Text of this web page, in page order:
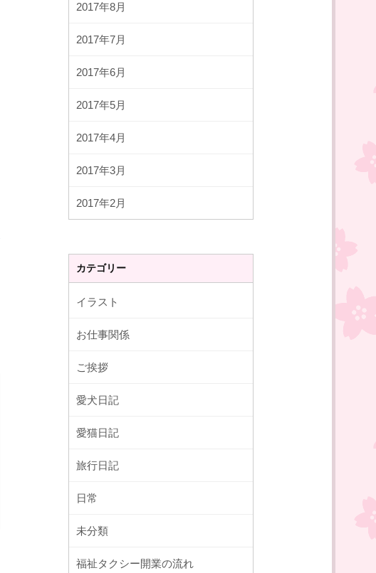
2017年8月
2017年7月
2017年6月
2017年5月
2017年4月
2017年3月
2017年2月
カテゴリー
イラスト
お仕事関係
ご挨拶
愛犬日記
愛猫日記
旅行日記
日常
未分類
福祉タクシー開業の流れ